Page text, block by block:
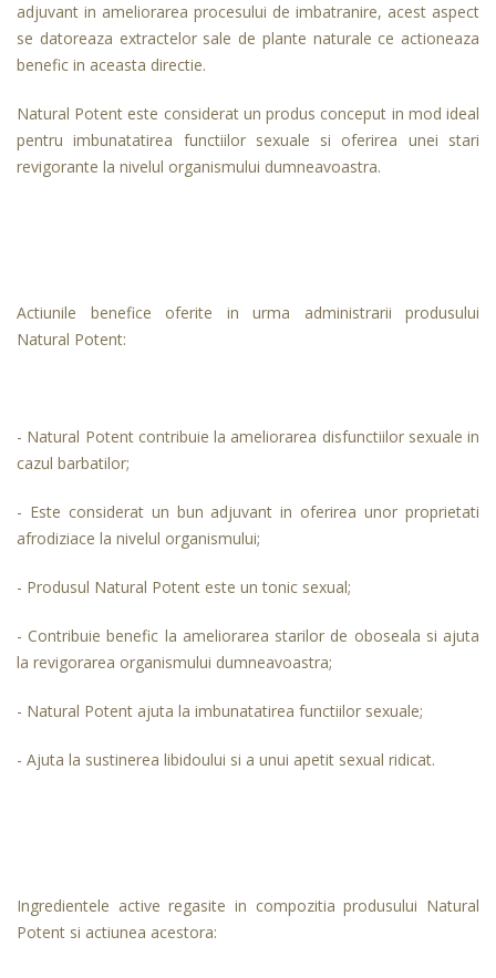
adjuvant in ameliorarea procesului de imbatranire, acest aspect
se datoreaza extractelor sale de plante naturale ce actioneaza
benefic in aceasta directie.
Natural Potent este considerat un produs conceput in mod ideal
pentru imbunatatirea functiilor sexuale si oferirea unei stari
revigorante la nivelul organismului dumneavoastra.
Actiunile benefice oferite in urma administrarii produsului
Natural Potent:
- Natural Potent contribuie la ameliorarea disfunctiilor sexuale in
cazul barbatilor;
- Este considerat un bun adjuvant in oferirea unor proprietati
afrodiziace la nivelul organismului;
- Produsul Natural Potent este un tonic sexual;
- Contribuie benefic la ameliorarea starilor de oboseala si ajuta
la revigorarea organismului dumneavoastra;
- Natural Potent ajuta la imbunatatirea functiilor sexuale;
- Ajuta la sustinerea libidoului si a unui apetit sexual ridicat.
Ingredientele active regasite in compozitia produsului Natural
Potent si actiunea acestora: